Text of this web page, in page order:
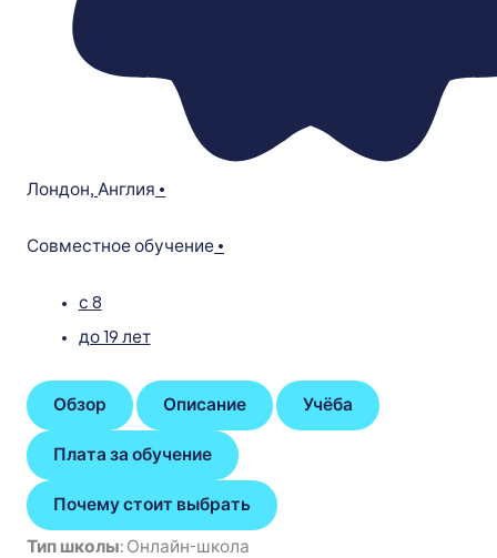
Лондон, Англия •
Совместное обучение •
с 8
до 19 лет
Обзор Описание Учёба
Плата за обучение
Почему стоит выбрать
Тип школы: Онлайн-школа